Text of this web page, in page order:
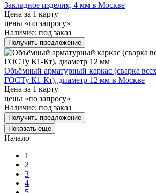
Закладное изделия, 4 мм в Москве
Цена за 1 карту
цены «по запросу»
Наличие: под заказ
Получить предложение
Объёмный арматурный каркас (сварка
ГОСТу К1-Кт), диаметр 12 мм в Москве
Цена за 1 карту
цены «по запросу»
Наличие: под заказ
Получить предложение
Показать еще
Начало
1
2
3
4